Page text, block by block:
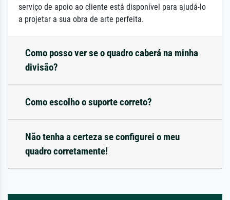
serviço de apoio ao cliente está disponível para ajudá-lo
a projetar a sua obra de arte perfeita.
Como posso ver se o quadro caberá na minha
divisão?
Como escolho o suporte correto?
Não tenha a certeza se configurei o meu
quadro corretamente!